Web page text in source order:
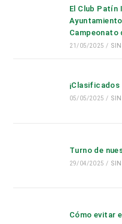
El Club Patín
Campeonato
21/05/2025 /
05/05/2025 /
Turno de
29/04/2025 /
Cómo evitar